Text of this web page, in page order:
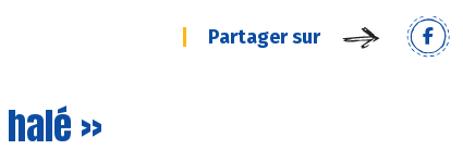
Partager sur
»